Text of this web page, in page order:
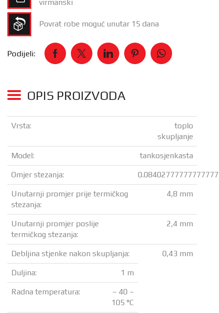
virmanski
Povrat robe moguć unutar 15 dana
Podijeli:
OPIS PROIZVODA
Vrsta:
toplo
skupljanje
Model: tankosjenkasta
Omjer stezanja: 0.08402777777777777
Unutarnji promjer prije termičkog
stezanja:
4,8 mm
Unutarnji promjer poslije
termičkog stezanja:
2,4 mm
Debljina stjenke nakon skupljanja: 0,43 mm
Duljina: 1 m
Radna temperatura:
– 40 –
105 °C